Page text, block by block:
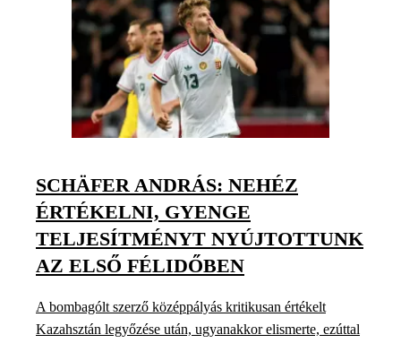
SCHÄFER ANDRÁS: NEHÉZ
ÉRTÉKELNI, GYENGE
TELJESÍTMÉNYT NYÚJTOTTUNK
AZ ELSŐ FÉLIDŐBEN
A bombagólt szerző középpályás kritikusan értékelt
Kazahsztán legyőzése után, ugyanakkor elismerte, ezúttal